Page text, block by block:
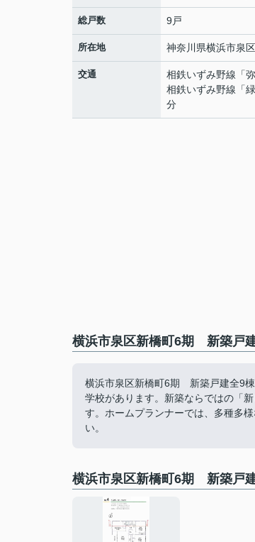
総戸数 9戸
所在地 神奈川県横浜市泉区
交通 相鉄いずみ野線 「
相鉄いずみ野線 「
分
横浜市泉区新橋町6期 新築戸
横浜市泉区新橋町6期 新築戸建全9
学校があります。新築ならではの「
す。ホームプランナーでは、多種多
い。
横浜市泉区新橋町6期 新築戸